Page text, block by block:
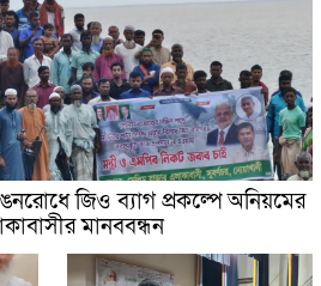
জিও ব্যাগ প্রকল্পে অনিয়মের
মানববন্ধন